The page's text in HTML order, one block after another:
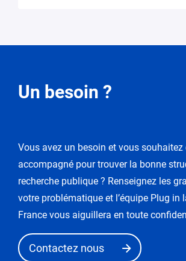
de
Vous
entrez
dans
le
mode
«
demande
Un besoin ?
Vous avez un besoin et vous souhaitez
accompagné pour trouver la bonne
recherche publique ? Renseignez les
votre problématique et l’équipe Plug in
France vous aiguillera en toute
Contactez nous